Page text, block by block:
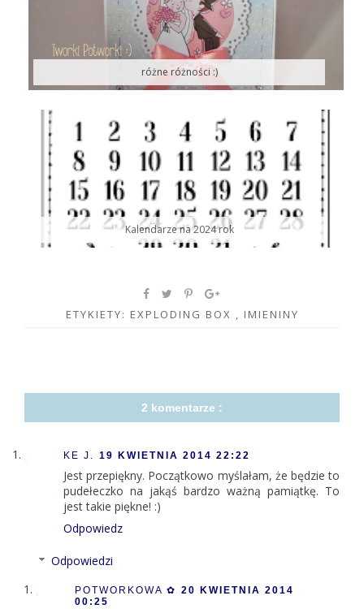
różne różności :)
Kalendarze na 2024 rok
ETYKIETY: EXPLODING BOX , IMIENINY
2 komentarze :
KE J. 19 KWIETNIA 2014 22:22
Jest przepiękny. Początkowo myślałam, że będzie to
pudełeczko na jakąś bardzo ważną pamiątkę. To
jest takie piękne! :)
Odpowiedz
Odpowiedzi
POTWORKOWA ✿ 20 KWIETNIA 2014
00:25